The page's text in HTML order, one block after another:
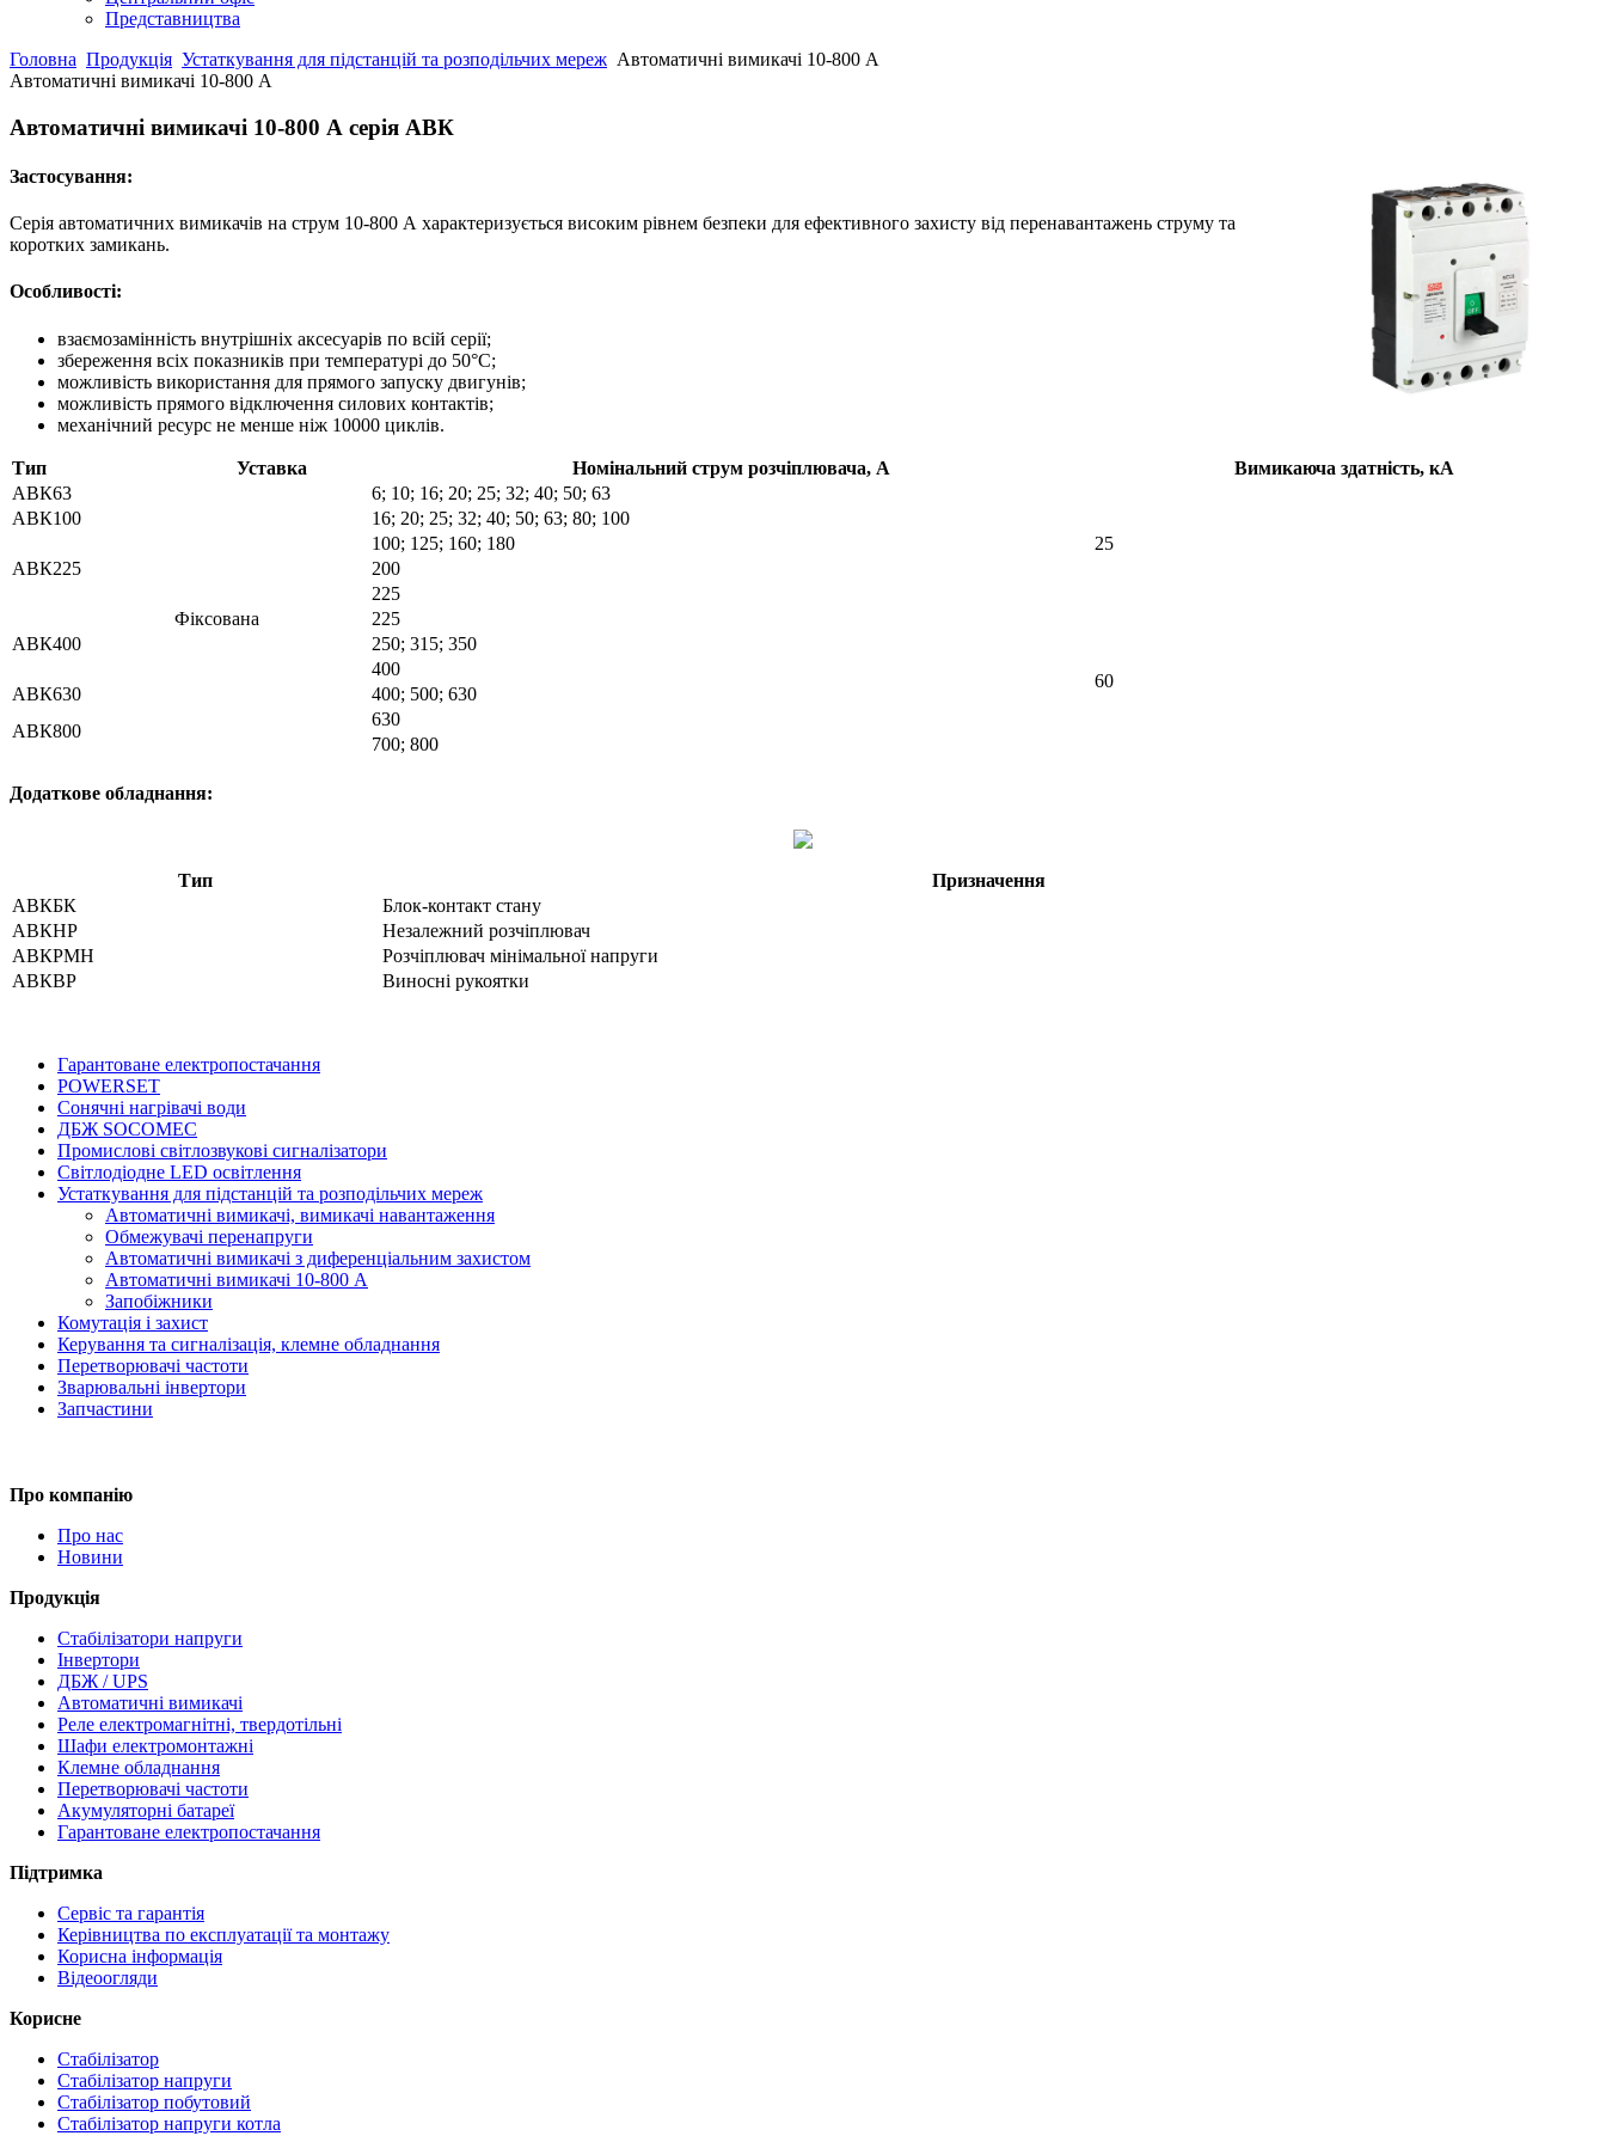
Представництва
Головна Продукція Устаткування для підстанцій та розподільчих мереж Автоматичні вимикачі 10-800 А
Автоматичні вимикачі 10-800 А
Автоматичні вимикачі 10-800 А серія АВК
Застосування:
Серія автоматичних вимикачів на струм 10-800 А характеризується високим рівнем безпеки для ефективного захисту від перенавантажень струму та
коротких замикань.
Особливості:
взаємозамінність внутрішніх аксесуарів по всій серії;
збереження всіх показників при температурі до 50°С;
можливість використання для прямого запуску двигунів;
можливість прямого відключення силових контактів;
механічний ресурс не менше ніж 10000 циклів.
Тип Уставка Номінальний струм розчіплювача, А
Вимикаюча здатність, кА
АВК63
Фіксована
6; 10; 16; 20; 25; 32; 40; 50; 63
25
АВК100 16; 20; 25; 32; 40; 50; 63; 80; 100
АВК225
100; 125; 160; 180
200
225
АВК400
225
60
250; 315; 350
400
АВК630
400; 500; 630
АВК800
630
700; 800
Додаткове обладнання:
Тип
Призначення
АВКБК
Блок-контакт стану
АВКНР
Незалежний розчіплювач
АВКРМН
Розчіплювач мінімальної напруги
АВКВР
Виносні рукоятки
Гарантоване електропостачання
POWERSET
Сонячні нагрівачі води
ДБЖ SOCOMEC
Промислові світлозвукові сигналізатори
Світлодіодне LED освітлення
Устаткування для підстанцій та розподільчих мереж
Автоматичні вимикачі, вимикачі навантаження
Обмежувачі перенапруги
Автоматичні вимикачі з диференціальним захистом
Автоматичні вимикачі 10-800 А
Запобіжники
Комутація і захист
Керування та сигналізація, клемне обладнання
Перетворювачі частоти
Зварювальні інвертори
Запчастини
Про компанію
Про нас
Новини
Продукція
Стабілізатори напруги
Інвертори
ДБЖ / UPS
Автоматичні вимикачі
Реле електромагнітні, твердотільні
Шафи електромонтажні
Клемне обладнання
Перетворювачі частоти
Акумуляторні батареї
Гарантоване електропостачання
Підтримка
Сервіс та гарантія
Керівництва по експлуатації та монтажу
Корисна інформація
Відеоогляди
Корисне
Стабілізатор
Стабілізатор напруги
Стабілізатор побутовий
Стабілізатор напруги котла